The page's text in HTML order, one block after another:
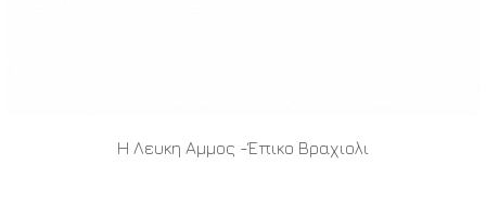
Η Λευκη Αμμος -Έπικο Βραχιολι